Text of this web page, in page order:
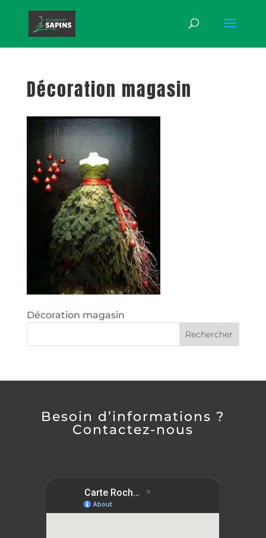
Décoration magasin
Décoration magasin
Besoin d’informations ?
Contactez-nous